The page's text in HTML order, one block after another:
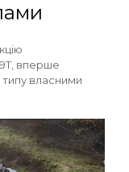
вперше
власними